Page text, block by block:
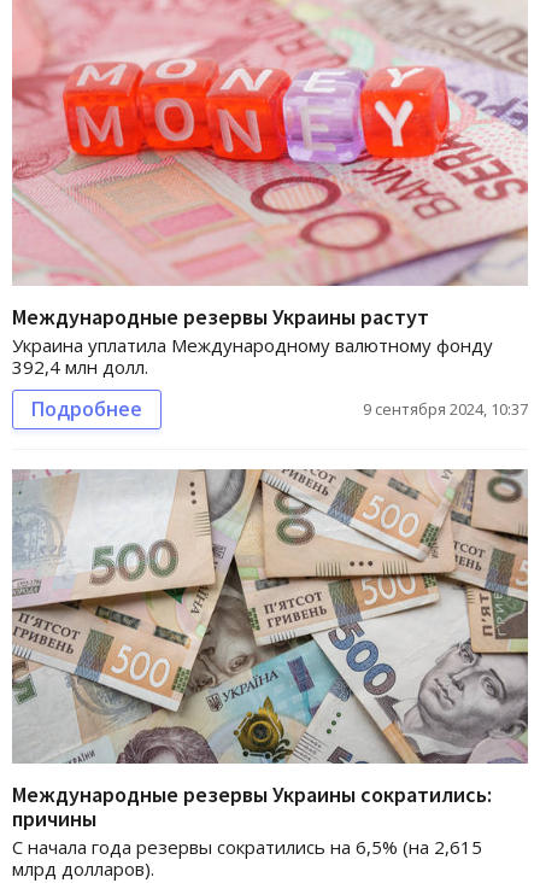
Международные резервы Украины растут
Украина уплатила Международному валютному фонду
392,4 млн долл.
Подробнее 9 сентября 2024, 10:37
Международные резервы Украины сократились:
причины
С начала года резервы сократились на 6,5% (на 2,615
млрд долларов).